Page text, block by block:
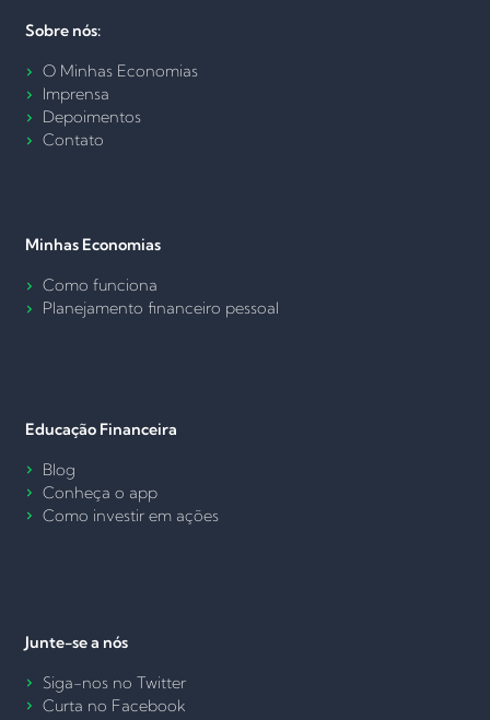
Sobre nós:
O Minhas Economias
Imprensa
Depoimentos
Contato
Minhas Economias
Como funciona
Planejamento financeiro pessoal
Educação Financeira
Blog
Conheça o app
Como investir em ações
Junte-se a nós
Siga-nos no Twitter
Curta no Facebook